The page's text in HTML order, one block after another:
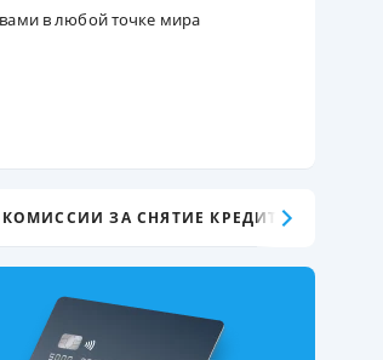
в любой точке мира
КОМИССИИ ЗА СНЯТИЕ КРЕДИТНЫХ